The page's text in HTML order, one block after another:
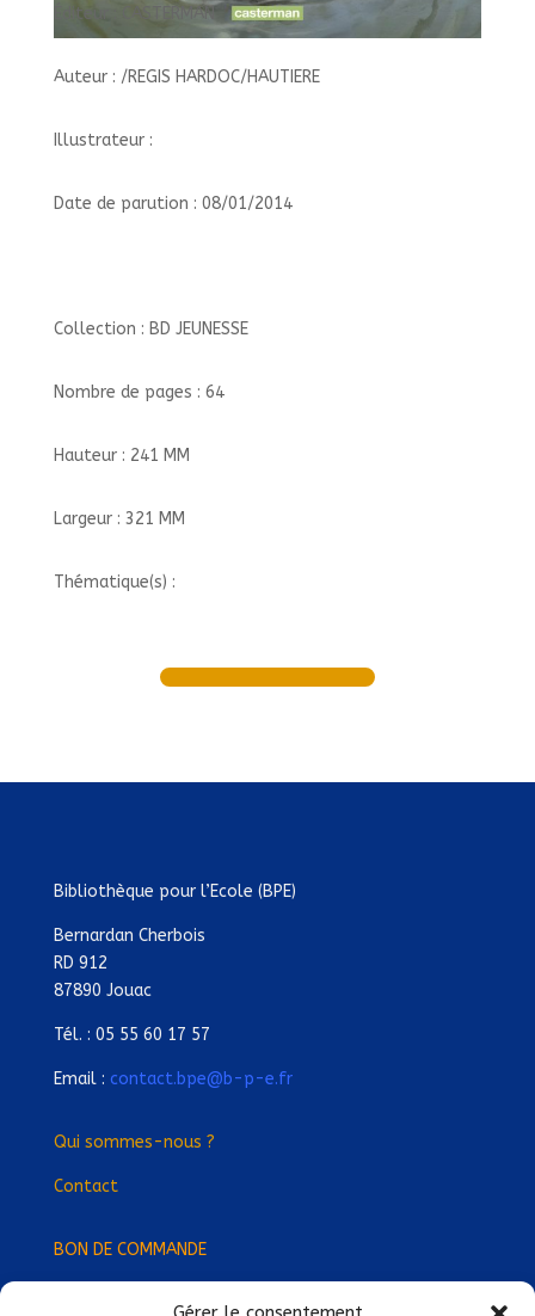
Éditeur : CASTERMAN
Auteur : /REGIS HARDOC/HAUTIERE
Illustrateur :
Date de parution : 08/01/2014
Collection : BD JEUNESSE
Nombre de pages : 64
Hauteur : 241 MM
Largeur : 321 MM
Thématique(s) :
Bibliothèque pour l’Ecole (BPE)
Bernardan Cherbois
RD 912
87890 Jouac
Tél. : 05 55 60 17 57
Email : contact.bpe@b-p-e.fr
Qui sommes-nous ?
Contact
BON DE COMMANDE